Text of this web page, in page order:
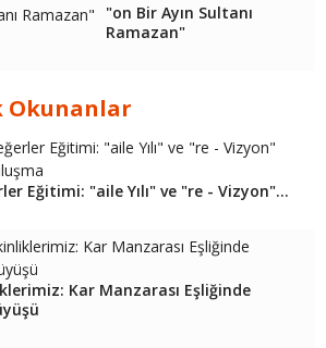
"on Bir Ayın Sultanı
Ramazan"
Okunanlar
Eğitimi: "aile Yılı" ve "re - Vizyon"...
Kar Manzarası Eşliğinde